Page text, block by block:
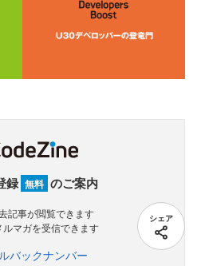
シェア
録 無料 のご案内
記事が閲覧できます
ルマガを受信できます
バックナンバー